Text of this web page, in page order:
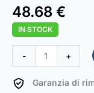
Valutato
5.00su 5
su base
di
18
recensioni
48.68 €
IN STOCK
-
Complete
Organic
Nitrogen
+
Garanzia di